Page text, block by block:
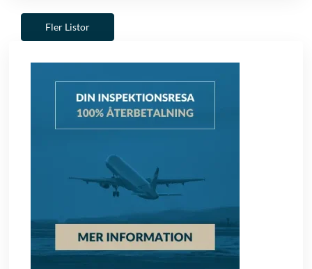
Fler Listor